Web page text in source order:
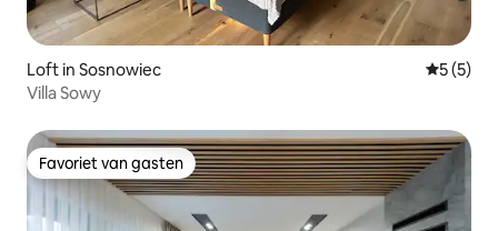
Loft in Sosnowiec
5 (5)
Villa Sowy
Favoriet van gasten
Favoriet van gasten